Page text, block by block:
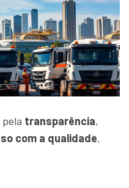
transparência,
com a qualidade.